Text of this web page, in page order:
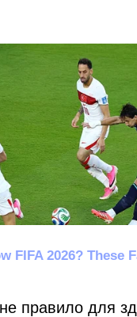
правило для